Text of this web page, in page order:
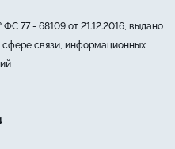
77 - 68109 от 21.12.2016, выдано
связи, информационных